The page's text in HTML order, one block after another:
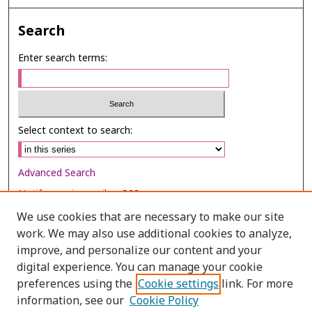
Search
Enter search terms:
Select context to search:
Advanced Search
Notify me via email orRSS
Browse
Collections
Disciplines
Authors
We use cookies that are necessary to make our site
work. We may also use additional cookies to analyze,
improve, and personalize our content and your
digital experience. You can manage your cookie
preferences using the Cookie settings link. For more
information, see our Cookie Policy